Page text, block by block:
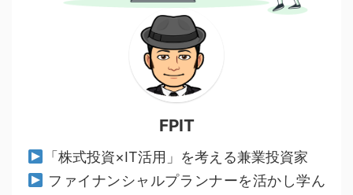
FPIT
「株式投資×IT活用」を考える兼業投資家
ファイナンシャルプランナーを活かし学ん